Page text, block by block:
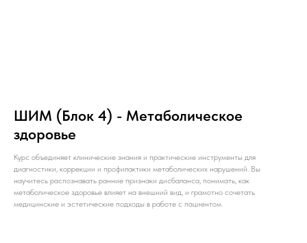
ШИМ (Блок 4) - Метаболическое
здоровье
Курс объединяет клинические знания и практические инструменты для
диагностики, коррекции и профилактики метаболических нарушений. Вы
научитесь распознавать ранние признаки дисбаланса, понимать, как
метаболическое здоровье влияет на внешний вид, и грамотно сочетать
медицинские и эстетические подходы в работе с пациентом.